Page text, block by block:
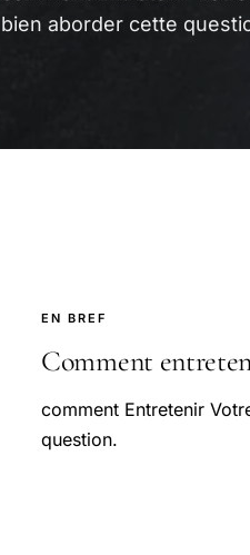
bien aborder cette
EN BREF
Comment
comment Entretenir
question.